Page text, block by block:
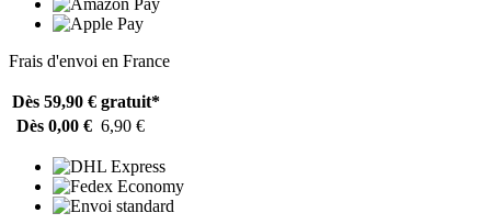
Frais d'envoi en France
Dès 59,90 € gratuit*
Dès 0,00 € 6,90 €